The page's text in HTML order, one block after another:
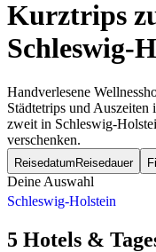
Kurztrips
Schleswig-
Handverlesene
Städtetrips und
zweit in Schleswig-
verschenken.
Reisedatum Reisedauer
Deine Auswahl
Schleswig-Holstein
5 Hotels &